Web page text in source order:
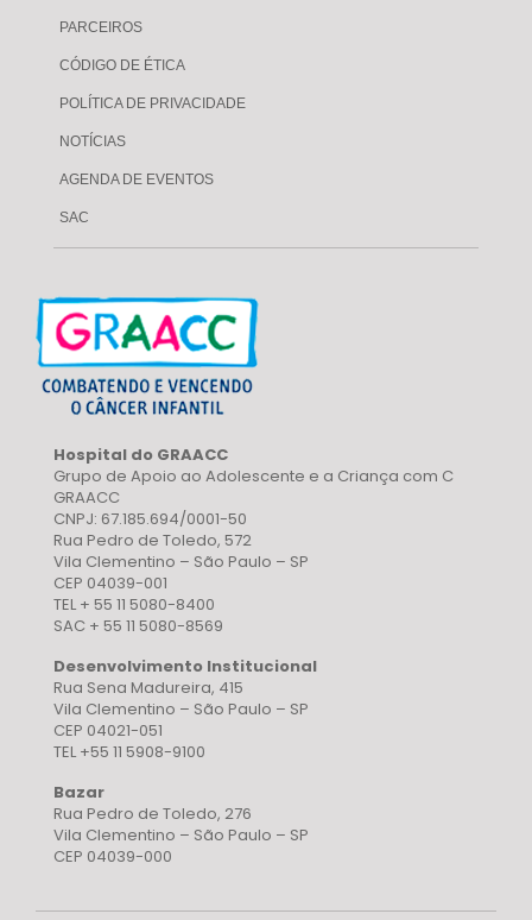
PARCEIROS
CÓDIGO DE ÉTICA
POLÍTICA DE PRIVACIDADE
NOTÍCIAS
AGENDA DE EVENTOS
SAC
Hospital do GRAACC
Grupo de Apoio ao Adolescente e a Criança com C
GRAACC
CNPJ: 67.185.694/0001-50
Rua Pedro de Toledo, 572
Vila Clementino – São Paulo – SP
CEP 04039-001
TEL + 55 11 5080-8400
SAC + 55 11 5080-8569
Desenvolvimento Institucional
Rua Sena Madureira, 415
Vila Clementino – São Paulo – SP
CEP 04021-051
TEL +55 11 5908-9100
Bazar
Rua Pedro de Toledo, 276
Vila Clementino – São Paulo – SP
CEP 04039-000